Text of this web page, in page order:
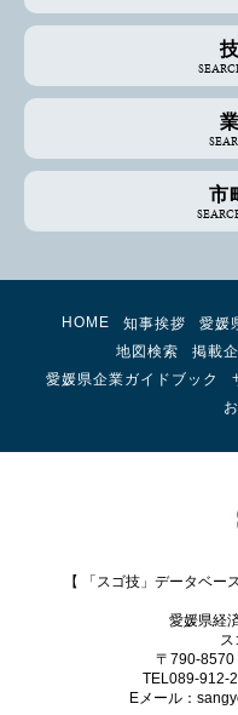
市
HOME 知事挨拶 愛媛
地図検索
掲載
愛媛県企業ガイドブック
【 「スゴ技」データベー
愛媛県経
ス
〒790-
TEL089-912-
Eメール：